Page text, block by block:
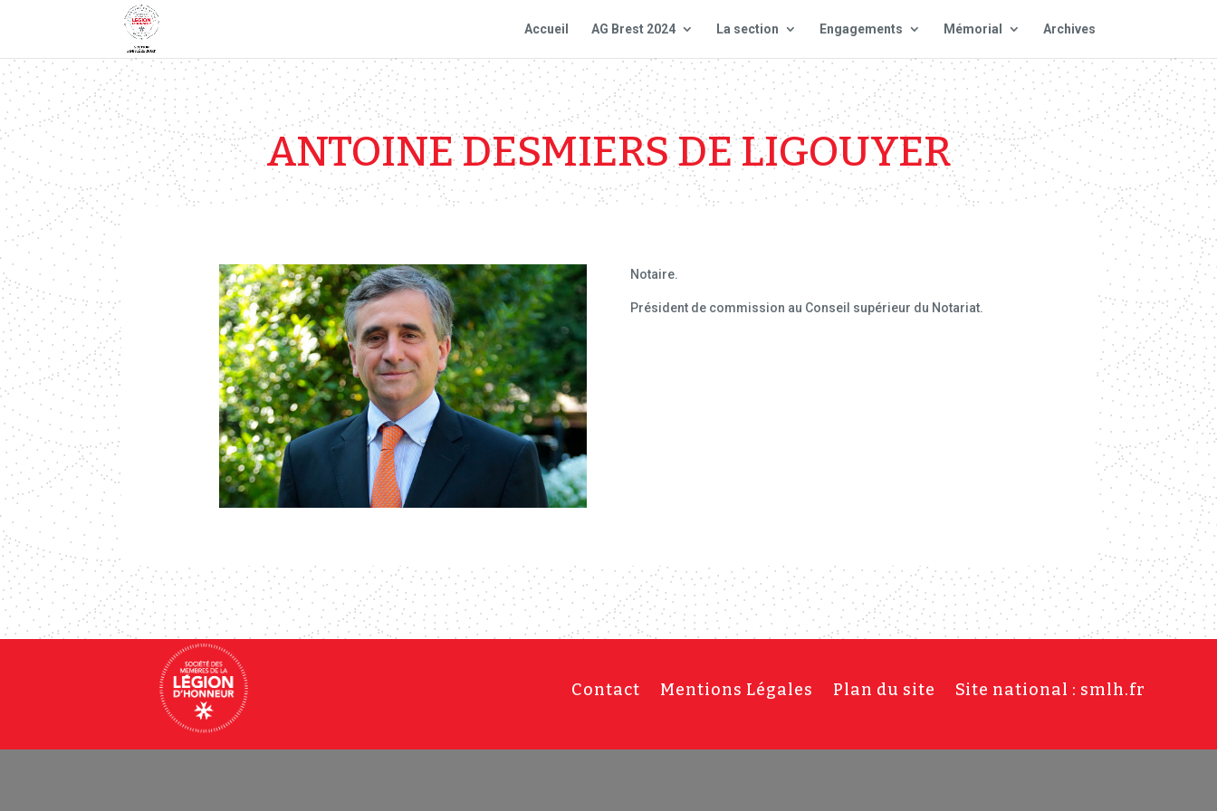
Accueil AG Brest 2024 La section Engagements Mémorial Archives
ANTOINE DESMIERS DE LIGOUYER
Notaire.
Président de commission au Conseil supérieur du Notariat.
Contact Mentions Légales Plan du site Site national : smlh.fr